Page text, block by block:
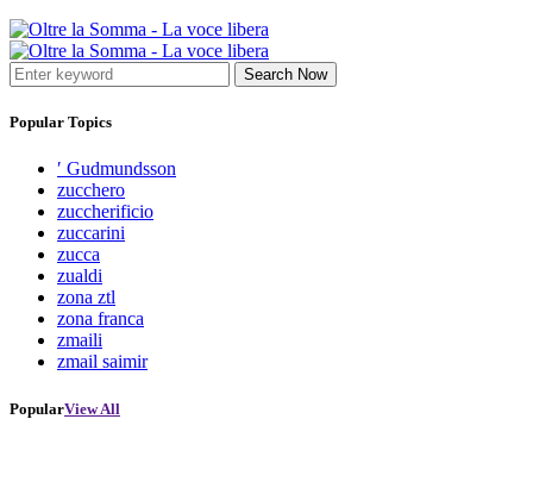
Search Now
Popular Topics
′ Gudmundsson
zucchero
zuccherificio
zuccarini
zucca
zualdi
zona ztl
zona franca
zmaili
zmail saimir
PopularView All